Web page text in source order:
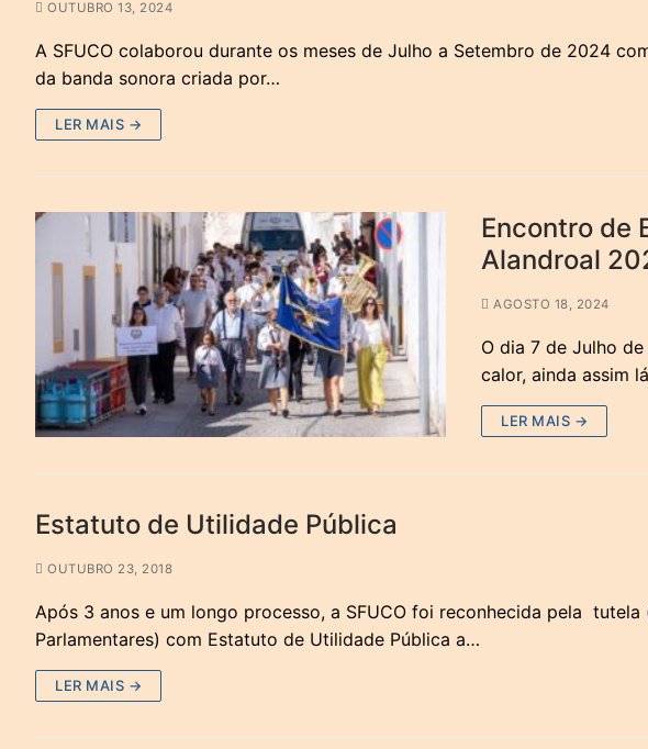
OUTUBRO 13, 2024
A SFUCO colaborou durante os meses de Julho a Setembro de 2024
da banda sonora criada por…
LER MAIS →
Encontro de
Alandroal
AGOSTO 18, 2024
O dia 7 de Julho
calor, ainda assim
LER MAIS →
Estatuto de Utilidade Pública
OUTUBRO 23, 2018
Após 3 anos e um longo processo, a SFUCO foi reconhecida pela
Parlamentares) com Estatuto de Utilidade Pública a…
LER MAIS →